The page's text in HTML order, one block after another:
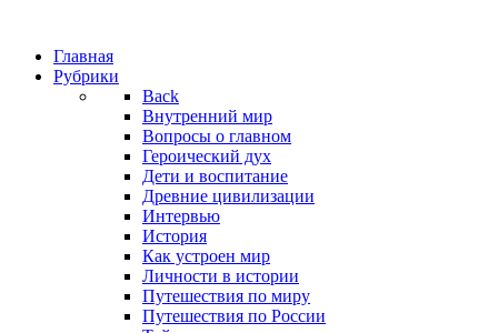
Главная
Рубрики
Back
Внутренний мир
Вопросы о главном
Героический дух
Дети и воспитание
Древние цивилизации
Интервью
История
Как устроен мир
Личности в истории
Путешествия по миру
Путешествия по России